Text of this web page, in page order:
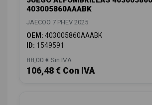
403005860AAABK
JAECOO 7 PHEV 2025
OEM: 403005860AAABK
ID: 1549591
88,00 € Sin IVA
106,48 € Con IVA